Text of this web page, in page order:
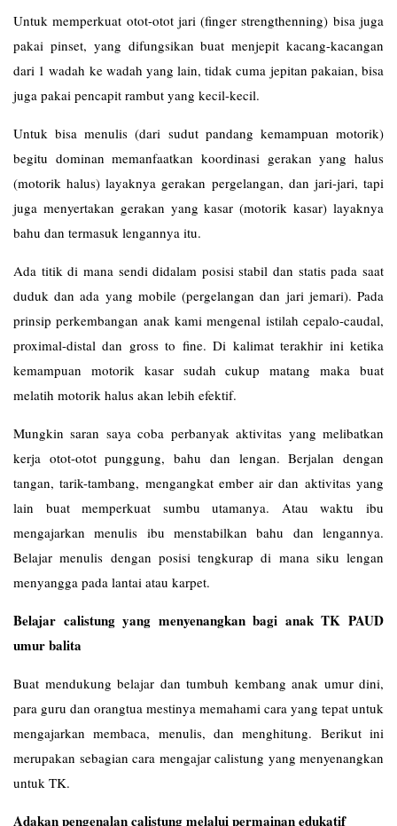
Untuk memperkuat otot-otot jari (finger strengthenning) bisa juga
pakai pinset, yang difungsikan buat menjepit kacang-kacangan
dari 1 wadah ke wadah yang lain, tidak cuma jepitan pakaian, bisa
juga pakai pencapit rambut yang kecil-kecil.
Untuk bisa menulis (dari sudut pandang kemampuan motorik)
begitu dominan memanfaatkan koordinasi gerakan yang halus
(motorik halus) layaknya gerakan pergelangan, dan jari-jari, tapi
juga menyertakan gerakan yang kasar (motorik kasar) layaknya
bahu dan termasuk lengannya itu.
Ada titik di mana sendi didalam posisi stabil dan statis pada saat
duduk dan ada yang mobile (pergelangan dan jari jemari). Pada
prinsip perkembangan anak kami mengenal istilah cepalo-caudal,
proximal-distal dan gross to fine. Di kalimat terakhir ini ketika
kemampuan motorik kasar sudah cukup matang maka buat
melatih motorik halus akan lebih efektif.
Mungkin saran saya coba perbanyak aktivitas yang melibatkan
kerja otot-otot punggung, bahu dan lengan. Berjalan dengan
tangan, tarik-tambang, mengangkat ember air dan aktivitas yang
lain buat memperkuat sumbu utamanya. Atau waktu ibu
mengajarkan menulis ibu menstabilkan bahu dan lengannya.
Belajar menulis dengan posisi tengkurap di mana siku lengan
menyangga pada lantai atau karpet.
Belajar calistung yang menyenangkan bagi anak TK PAUD
umur balita
Buat mendukung belajar dan tumbuh kembang anak umur dini,
para guru dan orangtua mestinya memahami cara yang tepat untuk
mengajarkan membaca, menulis, dan menghitung. Berikut ini
merupakan sebagian cara mengajar calistung yang menyenangkan
untuk TK.
Adakan pengenalan calistung melalui permainan edukatif